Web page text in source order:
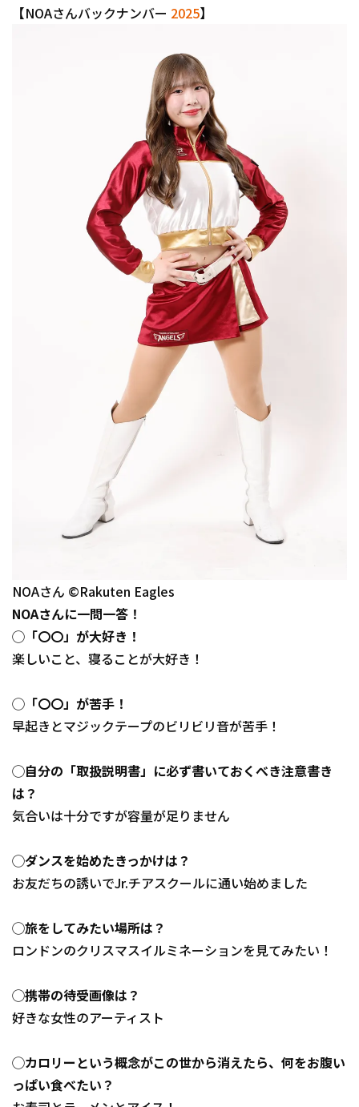
【NOAさんバックナンバー 2025】
NOAさん ©Rakuten Eagles
NOAさんに一問一答！
◯「〇〇」が大好き！
楽しいこと、寝ることが大好き！
◯「〇〇」が苦手！
早起きとマジックテープのビリビリ音が苦手！
◯自分の「取扱説明書」に必ず書いておくべき注意書き
は？
気合いは十分ですが容量が足りません
◯ダンスを始めたきっかけは？
お友だちの誘いでJr.チアスクールに通い始めました
◯旅をしてみたい場所は？
ロンドンのクリスマスイルミネーションを見てみたい！
◯携帯の待受画像は？
好きな女性のアーティスト
◯カロリーという概念がこの世から消えたら、何をお腹い
っぱい食べたい？